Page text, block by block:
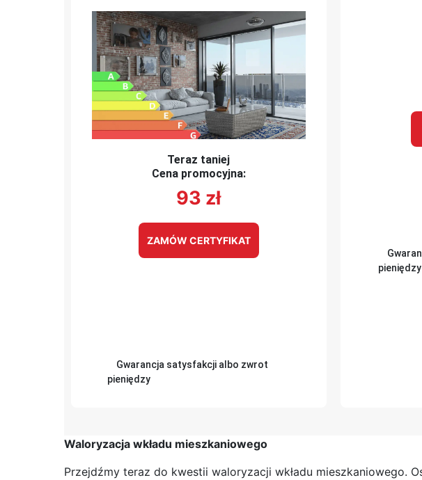
Teraz taniej
Cena promocyjna:
93 zł
ZAMÓW CERTYFIKAT
Gwarancja satysfakcji albo zwrot
pieniędzy
pieniędzy
Waloryzacja wkładu mieszkaniowego
Przejdźmy teraz do kwestii waloryzacji wkładu mieszkaniowego.